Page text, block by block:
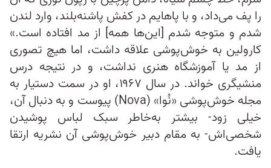
را پف می‌داد، و با پاهایم در کفش پاشنه‌بلند، وارد لندن
شدم و متوجه شدم [این‌ها همه] از مد افتاده است.»
کارولین به خوش‌پوشی علاقه داشت، اما هیچ تصوری
از مد یا آموزشگاه هنری نداشت، و در نتیجه درس
منشیگری خواند. در سال ۱۹۶۷، او در سمت دستیار به
مجله خوش‌پوشی «نُوا» (Nova) پیوست و به دنبال آن،
خیلی زود- بیشتر به‌خاطر سبک لباس پوشیدن
شخصی‌اش- به مقام دبیر خوش‌پوشی آن نشریه ارتقا
یافت.